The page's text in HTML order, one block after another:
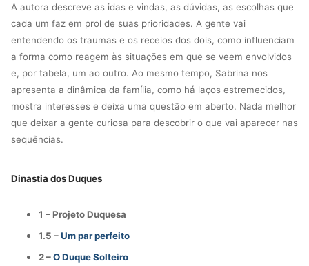
A autora descreve as idas e vindas, as dúvidas, as escolhas que
cada um faz em prol de suas prioridades. A gente vai
entendendo os traumas e os receios dos dois, como influenciam
a forma como reagem às situações em que se veem envolvidos
e, por tabela, um ao outro. Ao mesmo tempo, Sabrina nos
apresenta a dinâmica da família, como há laços estremecidos,
mostra interesses e deixa uma questão em aberto. Nada melhor
que deixar a gente curiosa para descobrir o que vai aparecer nas
sequências.
Dinastia dos Duques
1 – Projeto Duquesa
1.5 –Um par perfeito
2 –O Duque Solteiro